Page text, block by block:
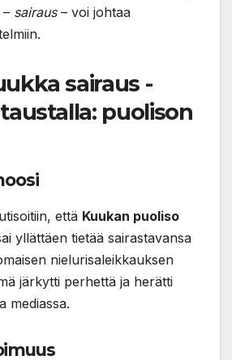
sairaus– voi johtaa
sairaus -
puolison
että Kuukan puoliso
yllättäen tietää sairastavansa
nielurisaleikkauksen
järkytti perhettä ja herätti
mediassa.